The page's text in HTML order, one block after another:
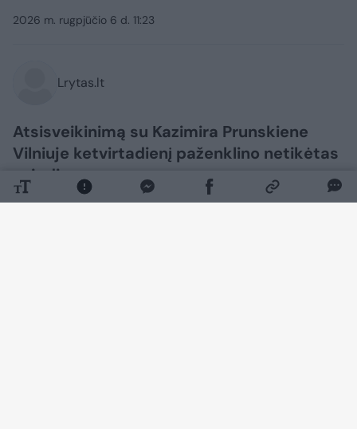
2026 m. rugpjūčio 6 d. 11:23
Lrytas.lt
Atsisveikinimą su Kazimira Prunskiene
Vilniuje ketvirtadienį paženklino netikėtas
sujudimas.